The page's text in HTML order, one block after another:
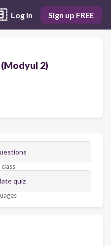
Log in Sign up FREE
2)
quiz